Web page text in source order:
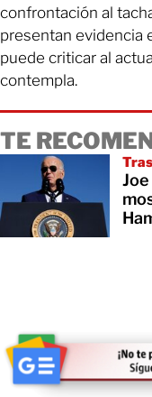
confrontación al
presentan evidencia
puede criticar al
contempla.
TE